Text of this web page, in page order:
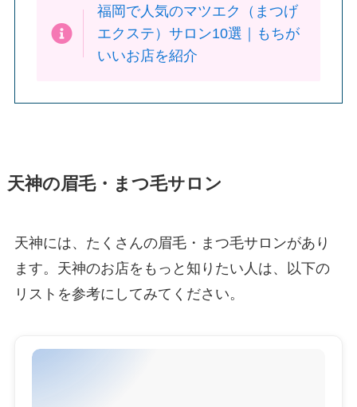
福岡で人気のマツエク（まつげ
エクステ）サロン10選｜もちが
いいお店を紹介
天神の眉毛・まつ毛サロン
天神には、たくさんの眉毛・まつ毛サロンがあり
ます。天神のお店をもっと知りたい人は、以下の
リストを参考にしてみてください。